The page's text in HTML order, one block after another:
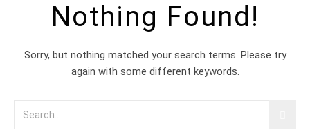
Nothing Found!
Sorry, but nothing matched your search terms. Please try
again with some different keywords.